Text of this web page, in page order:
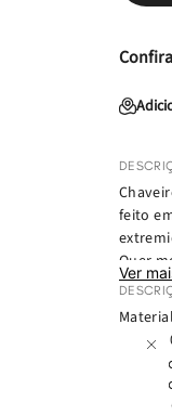
feito
Quer
Petite
ser na
Ver
EAN: